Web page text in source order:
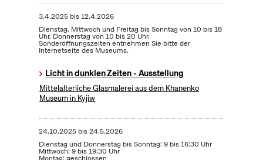
3.4.2025bis12.4.2026
Dienstag, Mittwoch und Freitag bis Sonntag von 10 bis 18
Uhr, Donnerstag von 10 bis 20 Uhr.
Sonderöffnungszeiten entnehmen Sie bitte der
Internetseite des Museums.
Licht in dunklen Zeiten - Ausstellung
Mittelalterliche Glasmalerei aus dem Khanenko
Museum in Kyjiw
24.10.2025bis24.5.2026
Dienstag und Donnerstag bis Sonntag: 9 bis 16:30 Uhr
Mittwoch: 9 bis 19:30 Uhr